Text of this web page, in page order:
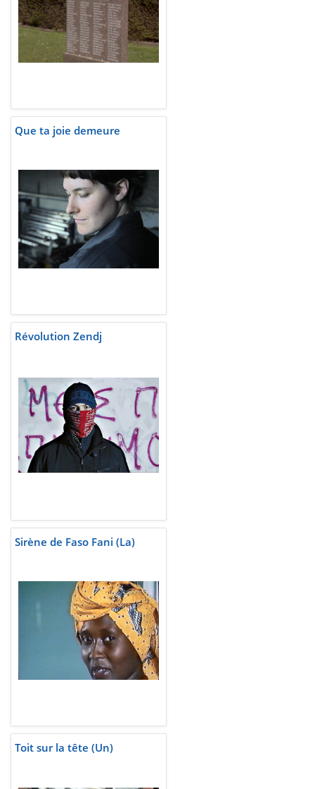
Que ta joie demeure
Révolution Zendj
Sirène de Faso Fani (La)
Toit sur la tête (Un)